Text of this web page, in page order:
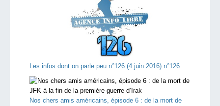
Les infos dont on parle peu n°126 (4 juin 2016) n°126
Nos chers amis américains, épisode 6 : de la mort de